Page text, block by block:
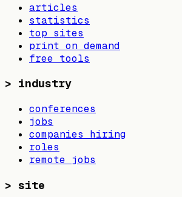
articles
statistics
top sites
print on demand
free tools
> industry
conferences
jobs
companies hiring
roles
remote jobs
> site